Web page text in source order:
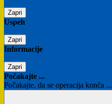
Zapri
Uspeh
Zapri
Informacije
Zapri
Počakajte ...
Počakajte, da se operacija konča ...